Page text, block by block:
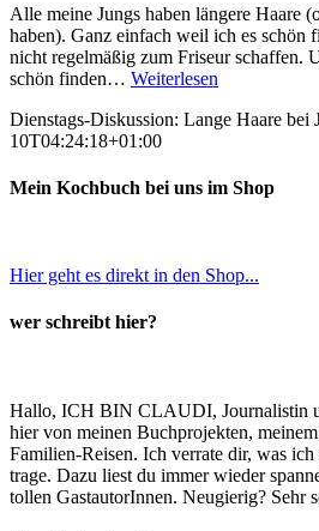
Alle meine Jungs haben längere Haare
haben). Ganz einfach weil ich es schön
nicht regelmäßig zum Friseur schaffen.
schön finden… Weiterlesen
Dienstags-Diskussion: Lange Haare bei
10T04:24:18+01:00
Mein Kochbuch bei uns im Shop
Hier geht es direkt in den Shop...
wer schreibt hier?
Hallo, ICH BIN CLAUDI, Journalistin
hier von meinen Buchprojekten,
Familien-Reisen. Ich verrate dir, was ich
trage. Dazu liest du immer wieder
tollen GastautorInnen. Neugierig? Sehr